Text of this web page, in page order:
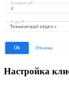
Настройка